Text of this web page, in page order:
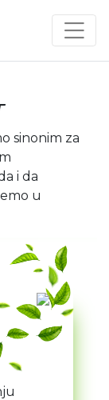
sinonim za
i da
u